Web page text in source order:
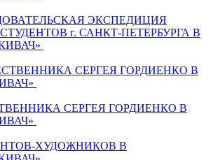
ЭКСПЕДИЦИЯ
г. САНКТ-ПЕТЕРБУРГА В
СЕРГЕЯ ГОРДИЕНКО В